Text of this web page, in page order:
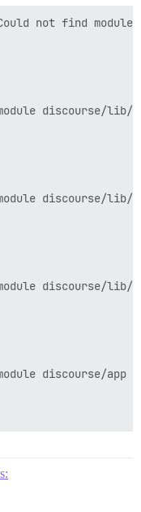
data/GeoLite2-
data/GeoLite2-
data/GeoLite2-
data/GeoLite2-
Could not find
discourse/
discourse/
discourse/
discourse/app